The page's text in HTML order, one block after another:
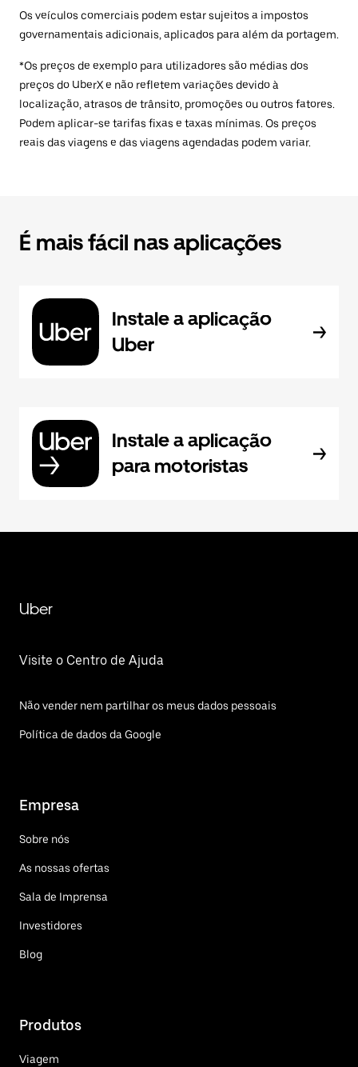
Os veículos comerciais podem estar sujeitos a impostos
governamentais adicionais, aplicados para além da portagem.
*Os preços de exemplo para utilizadores são médias dos
preços do UberX e não refletem variações devido à
localização, atrasos de trânsito, promoções ou outros fatores.
Podem aplicar-se tarifas fixas e taxas mínimas. Os preços
reais das viagens e das viagens agendadas podem variar.
É mais fácil nas aplicações
Instale a aplicação
Uber
Instale a aplicação
para motoristas
Uber
Visite o Centro de Ajuda
Não vender nem partilhar os meus dados pessoais
Política de dados da Google
Empresa
Sobre nós
As nossas ofertas
Sala de Imprensa
Investidores
Blog
Produtos
Viagem